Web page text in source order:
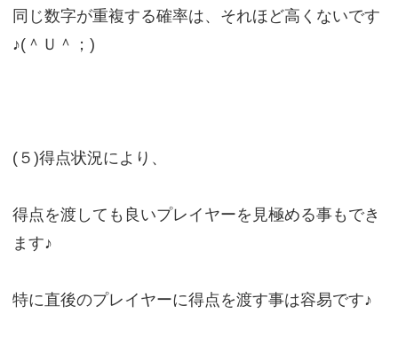
同じ数字が重複する確率は、それほど高くないです
♪(＾Ｕ＾；)
(５)得点状況により、
得点を渡しても良いプレイヤーを見極める事もでき
ます♪
特に直後のプレイヤーに得点を渡す事は容易です♪